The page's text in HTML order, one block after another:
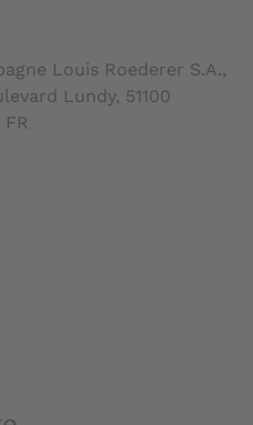
Louis Roederer S.A.,
Lundy, 51100
FR